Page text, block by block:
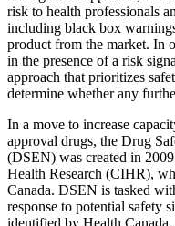
risk to health professionals
including black box
product from the market. In
in the presence of a risk
approach that prioritizes
determine whether any
In a move to increase
approval drugs, the Drug
(DSEN) was created in
Health Research (CIHR),
Canada. DSEN is tasked
response to potential safety
identified by Health